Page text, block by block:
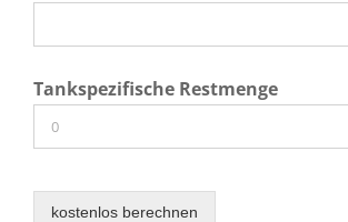
Tankspezifische Restmenge
kostenlos berechnen